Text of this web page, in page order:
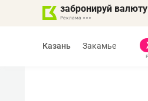
забронируй валюту
Казань Закамье